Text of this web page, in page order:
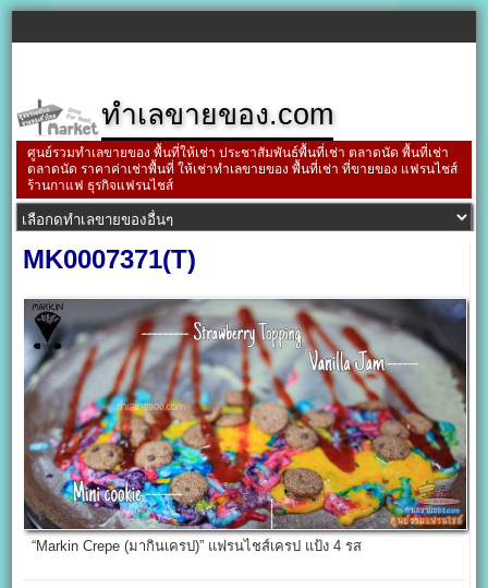
ทำเลขายของ.com
ศูนย์รวมทำเลขายของ พื้นที่ให้เช่า ประชาสัมพันธ์พื้นที่เช่า ตลาดนัด พื้นที่เช่า
ตลาดนัด ราคาค่าเช่าพื้นที่ ให้เช่าทำเลขายของ พื้นที่เช่า ที่ขายของ แฟรนไชส์
ร้านกาแฟ ธุรกิจแฟรนไชส์
MK0007371(T)
“Markin Crepe (มากินเครป)” แฟรนไชส์เครป แป้ง 4 รส